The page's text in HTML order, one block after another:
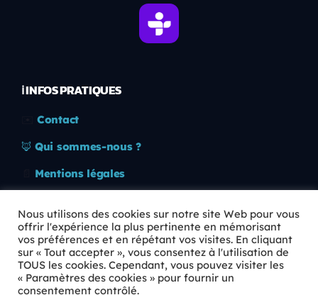
ℹ️ INFOS PRATIQUES
Contact
🦊 Qui sommes-nous ?
Mentions légales
🛡️ RGPD
Copyright © 2026 Animkids. Tous droits réservés.
Nous utilisons des cookies sur notre site Web pour vous
offrir l'expérience la plus pertinente en mémorisant
vos préférences et en répétant vos visites. En cliquant
sur « Tout accepter », vous consentez à l'utilisation de
TOUS les cookies. Cependant, vous pouvez visiter les
« Paramètres des cookies » pour fournir un
consentement contrôlé.